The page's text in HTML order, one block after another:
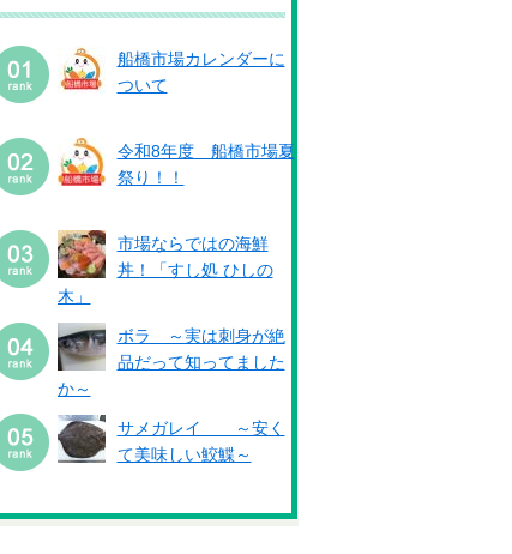
船橋市場カレンダーに
ついて
令和8年度 船橋市場夏
祭り！！
市場ならではの海鮮
丼！「すし処 ひしの
木」
ボラ ～実は刺身が絶
品だって知ってました
か～
サメガレイ ～安く
て美味しい鮫鰈～